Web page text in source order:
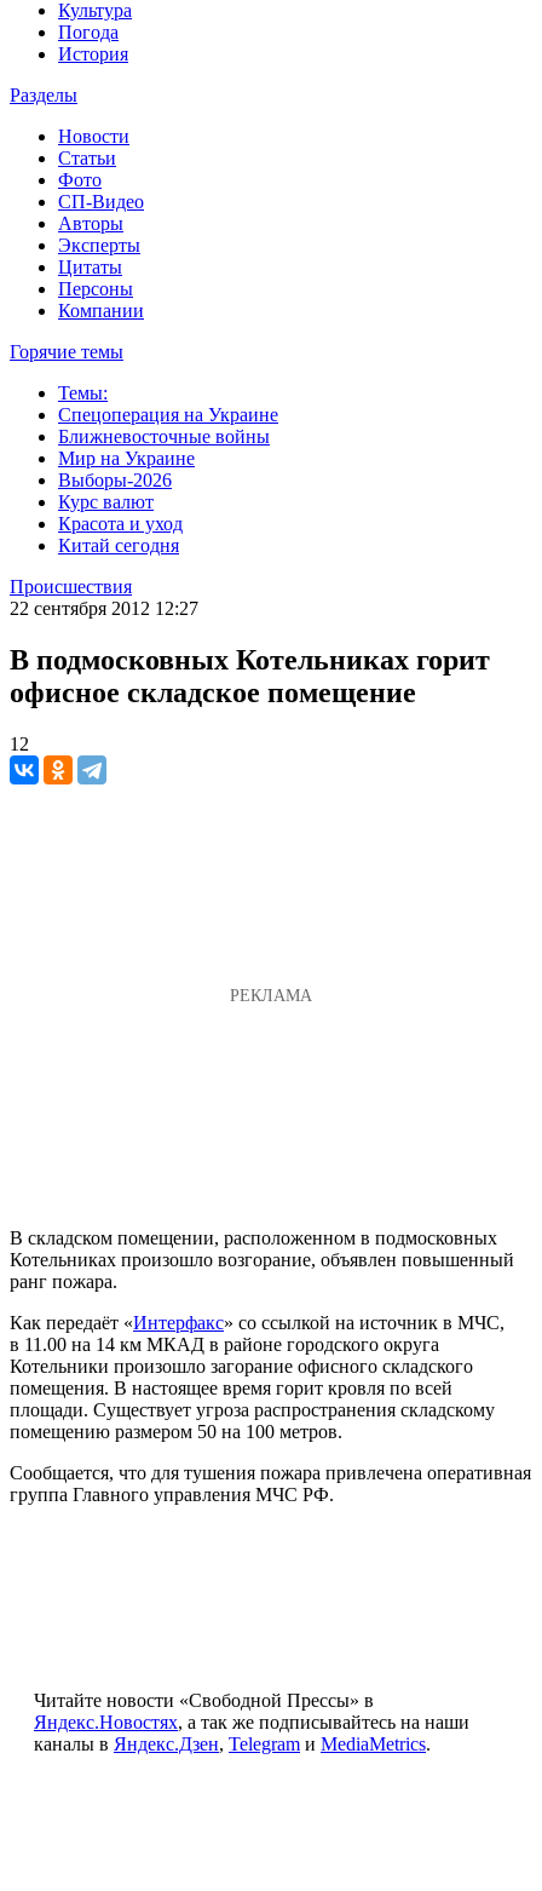
Культура
Погода
История
Разделы
Новости
Статьи
Фото
СП-Видео
Авторы
Эксперты
Цитаты
Персоны
Компании
Горячие темы
Темы:
Спецоперация на Украине
Ближневосточные войны
Мир на Украине
Выборы-2026
Курс валют
Красота и уход
Китай сегодня
Происшествия
22 сентября 2012 12:27
В подмосковных Котельниках горит
офисное складское помещение
12
В складском помещении, расположенном в подмосковных
Котельниках произошло возгорание, объявлен повышенный
ранг пожара.
Как передаёт «Интерфакс» со ссылкой на источник в МЧС,
в 11.00 на 14 км МКАД в районе городского округа
Котельники произошло загорание офисного складского
помещения. В настоящее время горит кровля по всей
площади. Существует угроза распространения складскому
помещению размером 50 на 100 метров.
Сообщается, что для тушения пожара привлечена оперативная
группа Главного управления МЧС РФ.
Читайте новости «Свободной Прессы» в
Яндекс.Новостях, а так же подписывайтесь на наши
каналы в Яндекс.Дзен, Telegram и MediaMetrics.